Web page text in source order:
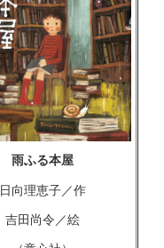
雨ふる本屋
日向理恵子／作
吉田尚令／絵